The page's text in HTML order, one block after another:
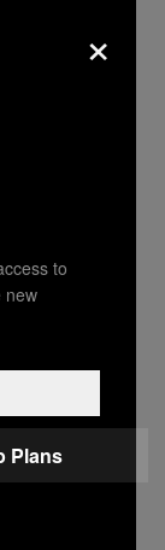
2026
×
to
new
Plans